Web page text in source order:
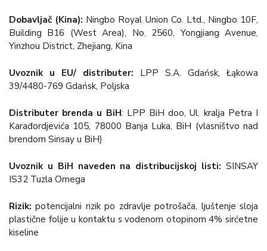
Dobavljač (Kina): Ningbo Royal Union Co. Ltd., Ningbo 10F,
Building B16 (West Area), No. 2560, Yongjiang Avenue,
Yinzhou District, Zhejiang, Kina
Uvoznik u EU/ distributer: LPP S.A. Gdańsk, Łąkowa
39/4480-769 Gdańsk, Poljska
Distributer brenda u BiH: LPP BiH doo, Ul. kralja Petra I
Karađordjevića 105, 78000 Banja Luka, BiH (vlasništvo nad
brendom Sinsay u BiH)
Uvoznik u BiH naveden na distribucijskoj listi: SINSAY
IS32 Tuzla Omega
Rizik:potencijalni rizik po zdravlje potrošača, ljuštenje sloja
plastične folije u kontaktu s vodenom otopinom 4% sirćetne
kiseline